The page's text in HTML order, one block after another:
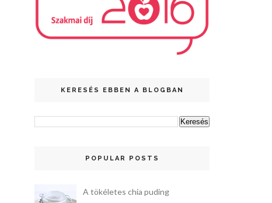
KERESÉS EBBEN A BLOGBAN
POPULAR POSTS
A tökéletes chia puding